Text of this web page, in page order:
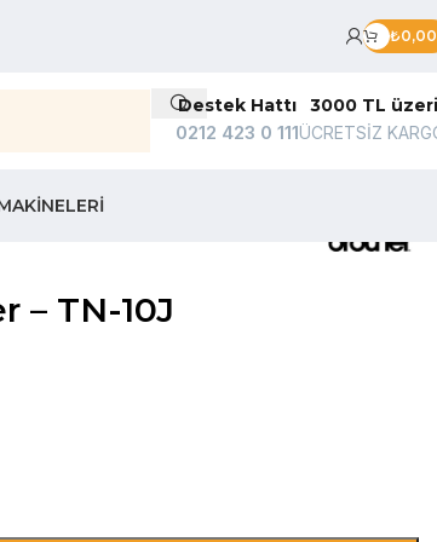
₺0,00
Destek Hattı
0212 423 0 111
3000 TL üzeri
ÜCRETSİZ
– TN-10J